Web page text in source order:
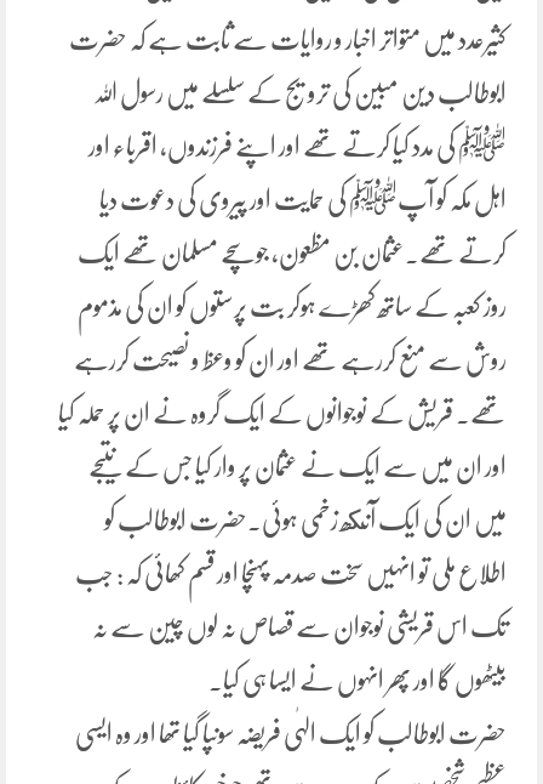
کثیرعدد میں متواتر اخبار و روایات سے ثابت ہے کہ حضرت
ابوطالب دین مبین کی ترویج کے سلسلے میں رسول اللہ
ﷺ کی مدد کیا کرتے تھے اور اپنے فرزندوں، اقرباء اور
اہل مکہ کو آپﷺ کی حمایت اور پیروی کی دعوت دیا
کرتے تھے۔عثمان بن مظعون، جو سچے مسلمان تھے ایک
روز کعبہ کے ساتھ کھڑے ہوکر بت پرستوں کو ان کی مذموم
روش سے منع کررہے تھے اور ان کو وعظ و نصیحت کررہے
تھے۔ قریش کے نوجوانوں کے ایک گروہ نے ان پر حملہ کیا
اور ان میں سے ایک نے عثمان پر وار کیا جس کے نتیجے
میں ان کی ایک آنكھ زخمی ہوئی۔حضرت ابوطالب کو
اطلاع ملی تو انہیں سخت صدمہ پہنچا اور قسم کھائی کہ : جب
تک اس قریشی نوجوان سے قصاص نہ لوں چین سے نہ
بیٹھوں گا اور پھر انہوں نے ایسا ہی کیا۔
حضرت ابوطالب کو ایک الہٰی فریضہ سونپا گیا تھا اور وہ ایسی